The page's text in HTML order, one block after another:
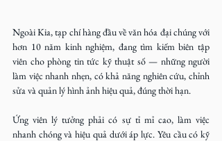
Ngoài Kia, tạp chí hàng đầu về văn hóa đại chúng với
hơn 10 năm kinh nghiệm, đang tìm kiếm biên tập
viên cho phòng tin tức kỹ thuật số — những người
làm việc nhanh nhẹn, có khả năng nghiên cứu, chỉnh
sửa và quản lý hình ảnh hiệu quả, đúng thời hạn.
Ứng viên lý tưởng phải có sự tỉ mỉ cao, làm việc
nhanh chóng và hiệu quả dưới áp lực. Yêu cầu có kỹ